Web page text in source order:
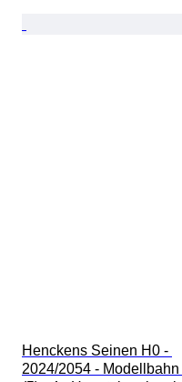
Henckens Seinen H0 -
2024/2054 - Modellbahn